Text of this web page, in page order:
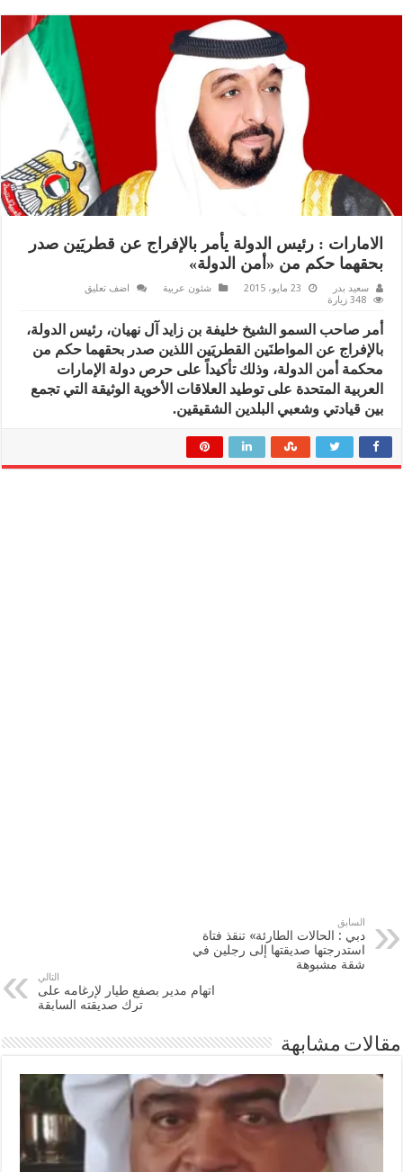
الامارات : رئيس الدولة يأمر بالإفراج عن قطريَين صدر
بحقهما حكم من «أمن الدولة»
سعيد بدر 23 مايو، 2015 شئون عربية
اضف تعليق
348 زيارة
أمر صاحب السمو الشيخ خليفة بن زايد آل نهيان، رئيس الدولة،
بالإفراج عن المواطنَين القطريَين اللذين صدر بحقهما حكم من
محكمة أمن الدولة، وذلك تأكيداً على حرص دولة الإمارات
العربية المتحدة على توطيد العلاقات الأخوية الوثيقة التي تجمع
بين قيادتي وشعبي البلدين الشقيقين.
السابق
دبي : الحالات الطارئة» تنقذ فتاة
استدرجتها صديقتها إلى رجلين في
شقة مشبوهة
التالي
اتهام مدير بصفع طيار لإرغامه على
ترك صديقته السابقة
مقالات مشابهة